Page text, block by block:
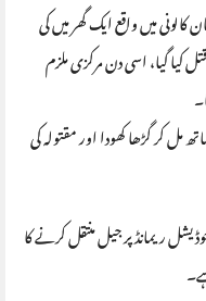
میں واقع ایک گھر میں کی
کیا گیا، اسی دن مرکزی ملزم
گڑھا کھودا اور مقتولہ کی
ریمانڈ پر جیل منتقل کرنے کا